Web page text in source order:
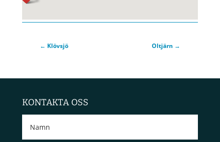
← Klövsjö Oltjärn →
KONTAKTA OSS